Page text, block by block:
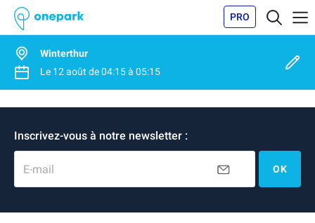
PRO
Winterthur
Le 12 août de04:15à 05:15
Inscrivez-vous à notre newsletter :
E-mail OK